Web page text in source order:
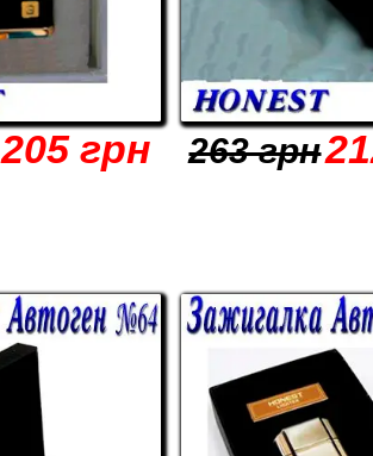
205 грн 263 грн